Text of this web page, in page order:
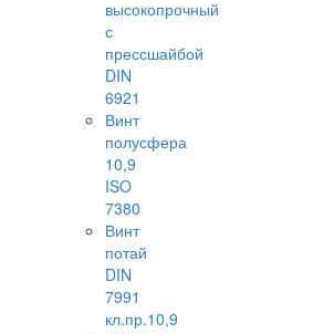
высокопрочный
с
прессшайбой
DIN
6921
Винт
полусфера
10,9
ISO
7380
Винт
потай
DIN
7991
кл.пр.10,9